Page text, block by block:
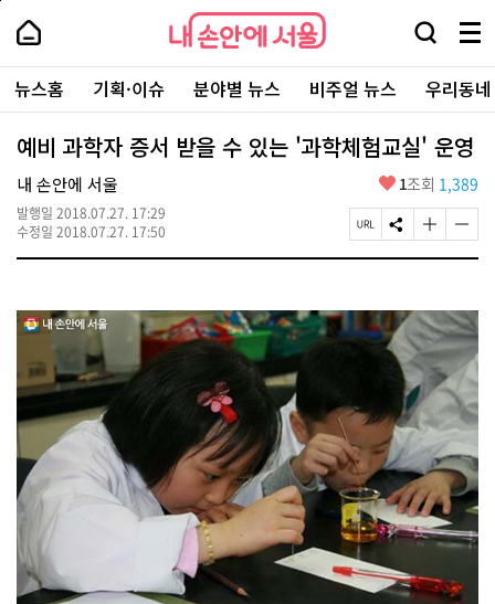
본
로
가
내
손
안
에
서
울
-
서
울
시
대
표
소
털
내
손
에
울
검
창
열
기
메
뉴
전
체
보
기
주
요
서
뉴스홈 기획·이슈 분야별 뉴스 비주얼 뉴스 우리동
예비 과학자 증서 받을 수 있는 '과학체험교실' 운영
내 손안에 서울
발행일 2018.07.27. 17:29
수정일 2018.07.27. 17:50
좋
요
1조회 1,389
페
이
R
L
복
S
N
유
하
기
글
자
크
게
변
경
하
기
글
자
작
게
변
경
하
기
페
상
단
로